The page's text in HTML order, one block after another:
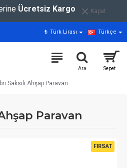
Ücretsiz Kargo Kapat
₺ Türk Lirası Türkçe
Saksılı Ahşap Paravan
Paravan
FIRSAT